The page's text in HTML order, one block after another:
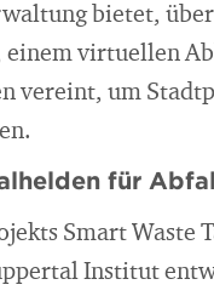
bietet,
virtuellen
vereint, um
für
Smart Waste
Institut